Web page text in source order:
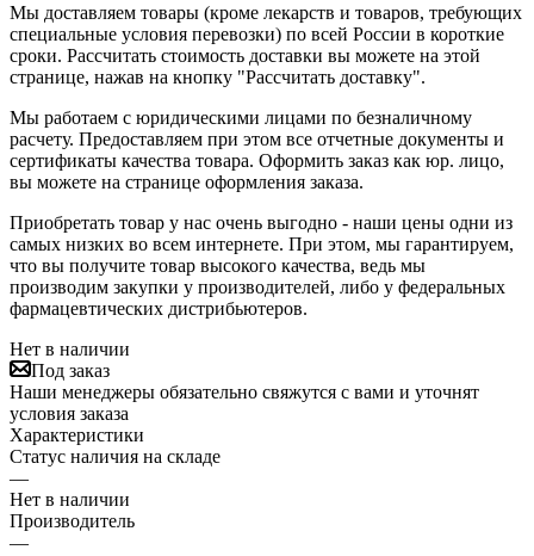
Мы доставляем товары (кроме лекарств и товаров, требующих
специальные условия перевозки) по всей России в короткие
сроки. Рассчитать стоимость доставки вы можете на этой
странице, нажав на кнопку "Рассчитать доставку".
Мы работаем с юридическими лицами по безналичному
расчету. Предоставляем при этом все отчетные документы и
сертификаты качества товара. Оформить заказ как юр. лицо,
вы можете на странице оформления заказа.
Приобретать товар у нас очень выгодно - наши цены одни из
самых низких во всем интернете. При этом, мы гарантируем,
что вы получите товар высокого качества, ведь мы
производим закупки у производителей, либо у федеральных
фармацевтических дистрибьютеров.
Нет в наличии
Под заказ
Наши менеджеры обязательно свяжутся с вами и уточнят
условия заказа
Характеристики
Статус наличия на складе
—
Нет в наличии
Производитель
—